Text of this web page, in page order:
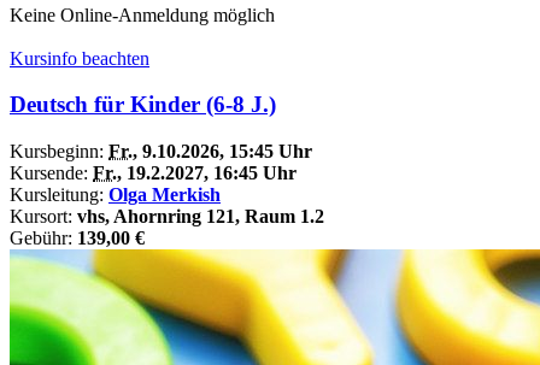
Keine Online-Anmeldung möglich
Kursinfo beachten
Deutsch für Kinder (6-8 J.)
Kursbeginn: Fr., 9.10.2026, 15:45 Uhr
Kursende: Fr., 19.2.2027, 16:45 Uhr
Kursleitung: Olga Merkish
Kursort: vhs, Ahornring 121, Raum 1.2
Gebühr: 139,00 €